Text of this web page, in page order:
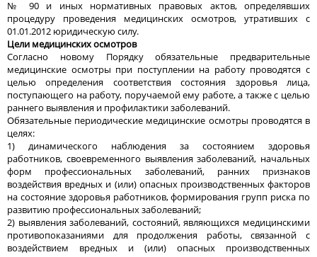
№ 90 и иных нормативных правовых актов, определявших
процедуру проведения медицинских осмотров, утративших с
01.01.2012 юридическую силу.
Цели медицинских осмотров
Согласно новому Порядку обязательные предварительные
медицинские осмотры при поступлении на работу проводятся с
целью определения соответствия состояния здоровья лица,
поступающего на работу, поручаемой ему работе, а также с целью
раннего выявления и профилактики заболеваний.
Обязательные периодические медицинские осмотры проводятся в
целях:
1) динамического наблюдения за состоянием здоровья
работников, своевременного выявления заболеваний, начальных
форм профессиональных заболеваний, ранних признаков
воздействия вредных и (или) опасных производственных факторов
на состояние здоровья работников, формирования групп риска по
развитию профессиональных заболеваний;
2) выявления заболеваний, состояний, являющихся медицинскими
противопоказаниями для продолжения работы, связанной с
воздействием вредных и (или) опасных производственных